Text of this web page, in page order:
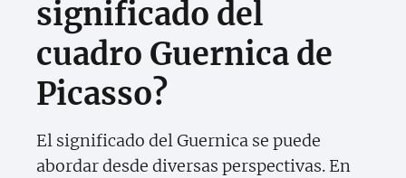
significado del
cuadro Guernica de
Picasso?
El significado del Guernica se puede
abordar desde diversas perspectivas. En